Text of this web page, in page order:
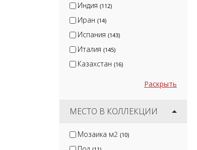
Belani (144)
Atlas Concorde
Индия (112)
Иран (14)
Испания (143)
Италия (145)
Казахстан (16)
Раскрыть
МЕСТО В КОЛЛЕКЦИИ
Мозаика м2 (10)